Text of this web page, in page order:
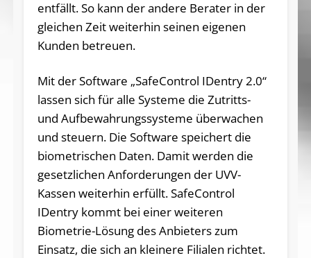
entfällt. So kann der andere Berater in der
gleichen Zeit weiterhin seinen eigenen
Kunden betreuen.
Mit der Software „SafeControl IDentry 2.0“
lassen sich für alle Systeme die Zutritts-
und Aufbewahrungssysteme überwachen
und steuern. Die Software speichert die
biometrischen Daten. Damit werden die
gesetzlichen Anforderungen der UVV-
Kassen weiterhin erfüllt. SafeControl
IDentry kommt bei einer weiteren
Biometrie-Lösung des Anbieters zum
Einsatz, die sich an kleinere Filialen richtet.